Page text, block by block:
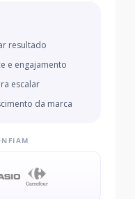
resultado
e engajamento
escalar
da marca